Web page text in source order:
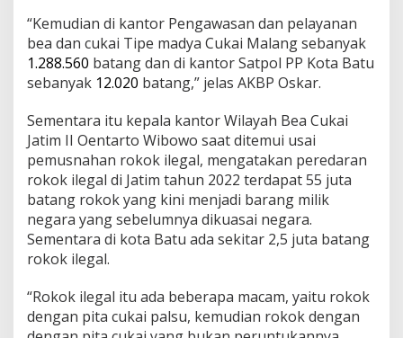
“Kemudian di kantor Pengawasan dan pelayanan
bea dan cukai Tipe madya Cukai Malang sebanyak
1.288.560 batang dan di kantor Satpol PP Kota Batu
sebanyak 12.020 batang,” jelas AKBP Oskar.
Sementara itu kepala kantor Wilayah Bea Cukai
Jatim II Oentarto Wibowo saat ditemui usai
pemusnahan rokok ilegal, mengatakan peredaran
rokok ilegal di Jatim tahun 2022 terdapat 55 juta
batang rokok yang kini menjadi barang milik
negara yang sebelumnya dikuasai negara.
Sementara di kota Batu ada sekitar 2,5 juta batang
rokok ilegal.
“Rokok ilegal itu ada beberapa macam, yaitu rokok
dengan pita cukai palsu, kemudian rokok dengan